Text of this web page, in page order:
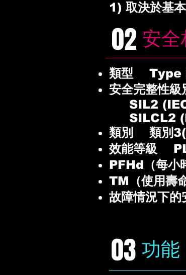
1) 取決於基
02 安
類型 Type
安全完整性級
SIL2
SILCL2
類別 類別
效能等級
PFHd（每
TM（使用
故障情況下
03 功能